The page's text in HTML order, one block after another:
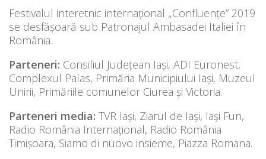
Festivalul interetnic internațional „Confluențe” 2019
se desfășoară sub Patronajul Ambasadei Italiei în
România.
Parteneri: Consiliul Județean Iași, ADI Euronest,
Complexul Palas, Primăria Municipiului Iași, Muzeul
Unirii, Primăriile comunelor Ciurea și Victoria.
Parteneri media: TVR Iași, Ziarul de Iași, Iași Fun,
Radio România Internațional, Radio România
Timișoara, Siamo di nuovo insieme, Piazza Romana.